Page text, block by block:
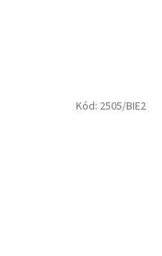
Kód: 2505/BIE2